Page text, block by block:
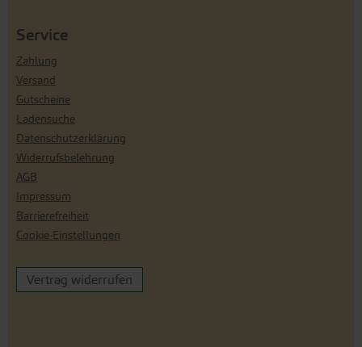
Service
Zahlung
Versand
Gutscheine
Ladensuche
Datenschutzerklärung
Widerrufsbelehrung
AGB
Impressum
Barrierefreiheit
Cookie-Einstellungen
Vertrag widerrufen